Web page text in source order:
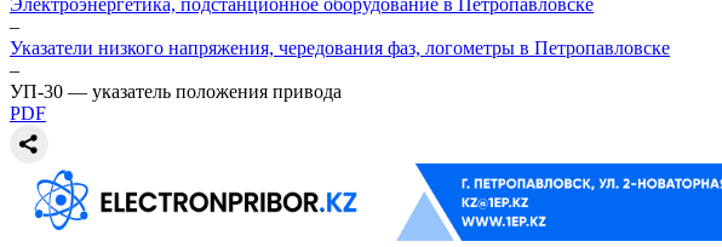
–
Указатели низкого напряжения, чередования фаз, логометры в Петропавловске
–
УП-30 — указатель положения привода
PDF